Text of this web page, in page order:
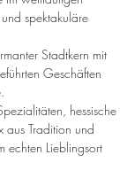
spektakuläre
Stadtkern mit
Geschäften
hessische
aus Tradition und
echten Lieblingsort